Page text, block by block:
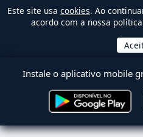
Este site usa cookies. Ao
acordo com a nossa
Instale o aplicativo mobile